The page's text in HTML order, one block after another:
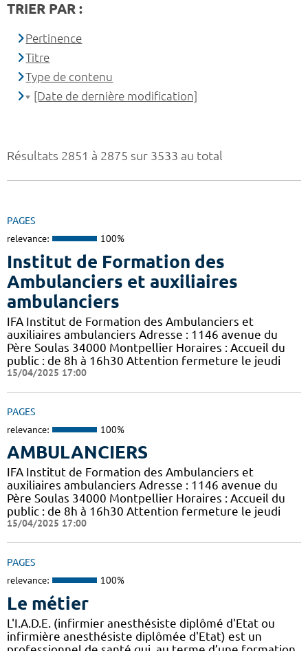
Résultats 2851 à 2875 sur 3533 au total
PAGES
relevance: 100%
Institut de Formation des
Ambulanciers et auxiliaires
ambulanciers
IFA Institut de Formation des Ambulanciers et
auxiliaires ambulanciers Adresse : 1146 avenue du
Père Soulas 34000 Montpellier Horaires : Accueil du
public : de 8h à 16h30 Attention fermeture le jeudi
15/04/2025 17:00
PAGES
relevance: 100%
AMBULANCIERS
IFA Institut de Formation des Ambulanciers et
auxiliaires ambulanciers Adresse : 1146 avenue du
Père Soulas 34000 Montpellier Horaires : Accueil du
public : de 8h à 16h30 Attention fermeture le jeudi
15/04/2025 17:00
PAGES
relevance: 100%
Le métier
L'I.A.D.E. (infirmier anesthésiste diplômé d'Etat ou
infirmière anesthésiste diplômée d'Etat) est un
TRIER PAR :
Pertinence
Titre
Type de contenu
[Date de dernière modification]